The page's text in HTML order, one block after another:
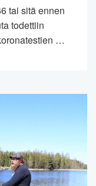
tai sitä ennen
todettiin
…